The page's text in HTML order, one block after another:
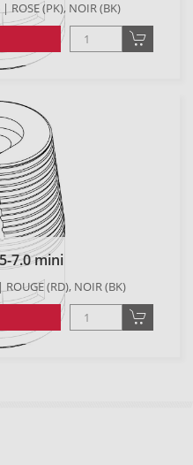
ROSE (PK), NOIR (BK)
7.0 mini
(RD), NOIR (BK)